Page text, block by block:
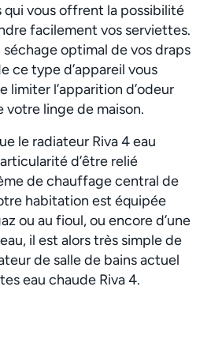
vous offrent la possibilité
facilement vos serviettes.
séchage optimal de vos draps
ce type d’appareil vous
limiter l’apparition d’odeur
votre linge de maison.
le radiateur Riva 4 eau
d’être relié
de chauffage central de
habitation est équipée
ou au fioul, ou encore d’une
il est alors très simple de
de salle de bains actuel
eau chaude Riva 4.